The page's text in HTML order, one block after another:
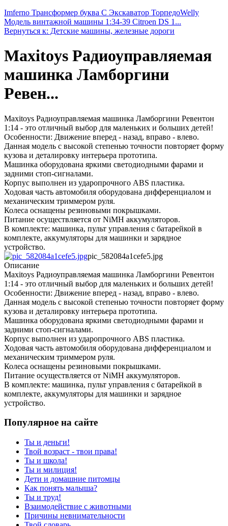
Imferno Трансформер буква С Экскаватор ТорпедоWelly
Модель винтажной машины 1:34-39 Citroen DS 1...
Вернуться к: Детские машины, железные дороги
Maxitoys Радиоуправляемая
машинка Ламборгини
Ревен...
Maxitoys Радиоуправляемая машинка Ламборгини Ревентон
1:14 - это отличный выбор для маленьких и больших детей!
Особенности: Движение вперед - назад, вправо - влево.
Данная модель с высокой степенью точности повторяет форму
кузова и деталировку интерьера прототипа.
Машинка оборудована яркими светодиодными фарами и
задними стоп-сигналами.
Корпус выполнен из ударопрочного ABS пластика.
Ходовая часть автомобиля оборудована дифференциалом и
механическим триммером руля.
Колеса оснащены резиновыми покрышками.
Питание осуществляется от NiMH аккумуляторов.
В комплекте: машинка, пульт управления с батарейкой в
комплекте, аккумуляторы для машинки и зарядное
устройство.
pic_582084a1cefe5.jpg
Описание
Maxitoys Радиоуправляемая машинка Ламборгини Ревентон
1:14 - это отличный выбор для маленьких и больших детей!
Особенности: Движение вперед - назад, вправо - влево.
Данная модель с высокой степенью точности повторяет форму
кузова и деталировку интерьера прототипа.
Машинка оборудована яркими светодиодными фарами и
задними стоп-сигналами.
Корпус выполнен из ударопрочного ABS пластика.
Ходовая часть автомобиля оборудована дифференциалом и
механическим триммером руля.
Колеса оснащены резиновыми покрышками.
Питание осуществляется от NiMH аккумуляторов.
В комплекте: машинка, пульт управления с батарейкой в
комплекте, аккумуляторы для машинки и зарядное
устройство.
Популярное на сайте
Ты и деньги!
Твой возраст - твои права!
Ты и школа!
Ты и милиция!
Дети и домашние питомцы
Как понять малыша?
Ты и труд!
Взаимодействие с животными
Причины невнимательности